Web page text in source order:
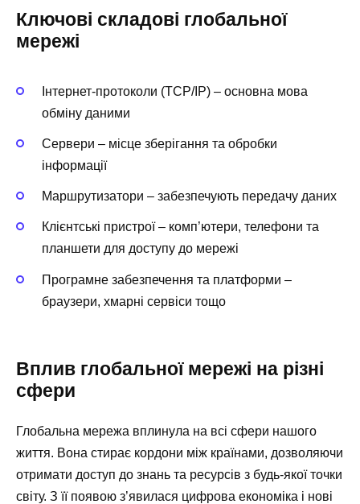
Ключові складові глобальної
мережі
Інтернет-протоколи (TCP/IP) – основна мова
обміну даними
Сервери – місце зберігання та обробки
інформації
Маршрутизатори – забезпечують передачу даних
Клієнтські пристрої – комп’ютери, телефони та
планшети для доступу до мережі
Програмне забезпечення та платформи –
браузери, хмарні сервіси тощо
Вплив глобальної мережі на різні
сфери
Глобальна мережа вплинула на всі сфери нашого
життя. Вона стирає кордони між країнами, дозволяючи
отримати доступ до знань та ресурсів з будь-якої точки
світу. З її появою з’явилася цифрова економіка і нові